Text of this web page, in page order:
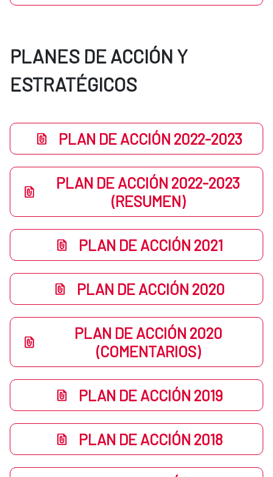
PLANES DE ACCIÓN Y
ESTRATÉGICOS
PLAN DE ACCIÓN 2022-2023
PLAN DE ACCIÓN 2022-2023
(RESUMEN)
PLAN DE ACCIÓN 2021
PLAN DE ACCIÓN 2020
PLAN DE ACCIÓN 2020
(COMENTARIOS)
PLAN DE ACCIÓN 2019
PLAN DE ACCIÓN 2018